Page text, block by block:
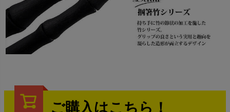
ご購入はこちら！